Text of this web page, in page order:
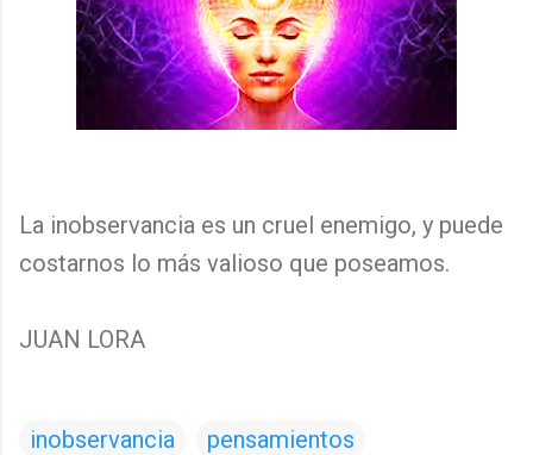
La inobservancia es un cruel enemigo, y puede
costarnos lo más valioso que poseamos.
JUAN LORA
inobservancia pensamientos